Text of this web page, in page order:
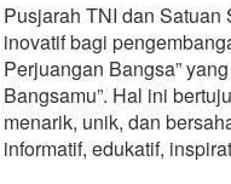
Pusjarah TNI dan
inovatif bagi
Perjuangan Bangsa”
Bangsamu”. Hal ini
menarik, unik, dan
informatif, edukatif,